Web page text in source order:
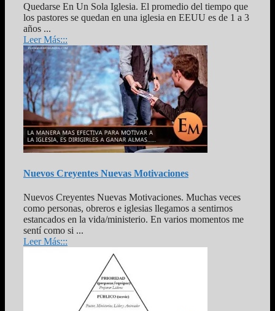
Quedarse En Un Sola Iglesia. El promedio del tiempo que
los pastores se quedan en una iglesia en EEUU es de 1 a 3
años ...
Leer Más:::
Nuevos Creyentes Nuevas Motivaciones
Nuevos Creyentes Nuevas Motivaciones. Muchas veces
como personas, obreros e iglesias llegamos a sentirnos
estancados en la vida/ministerio. En varios momentos me
sentí como si ...
Leer Más:::